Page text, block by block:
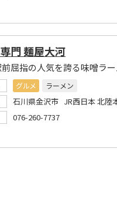
門 麺屋大河
屈指の人気を誇る味噌ラ
グルメ
ラーメン
石川県金沢市 JR西日本 北陸
076-260-7737